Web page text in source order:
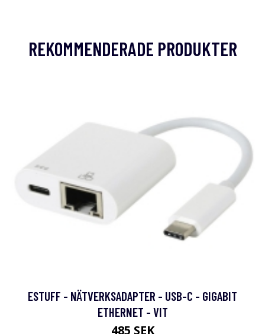
REKOMMENDERADE PRODUKTER
ESTUFF - NÄTVERKSADAPTER - USB-C - GIGABIT
ETHERNET - VIT
485 SEK